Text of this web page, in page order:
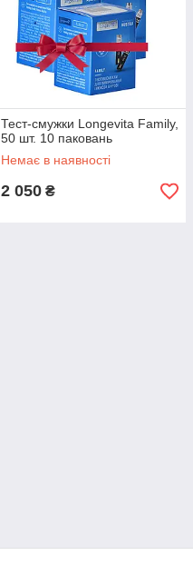
Тест-смужки Longevita Family,
50 шт. 10 паковань
Немає в наявності
2 050 ₴